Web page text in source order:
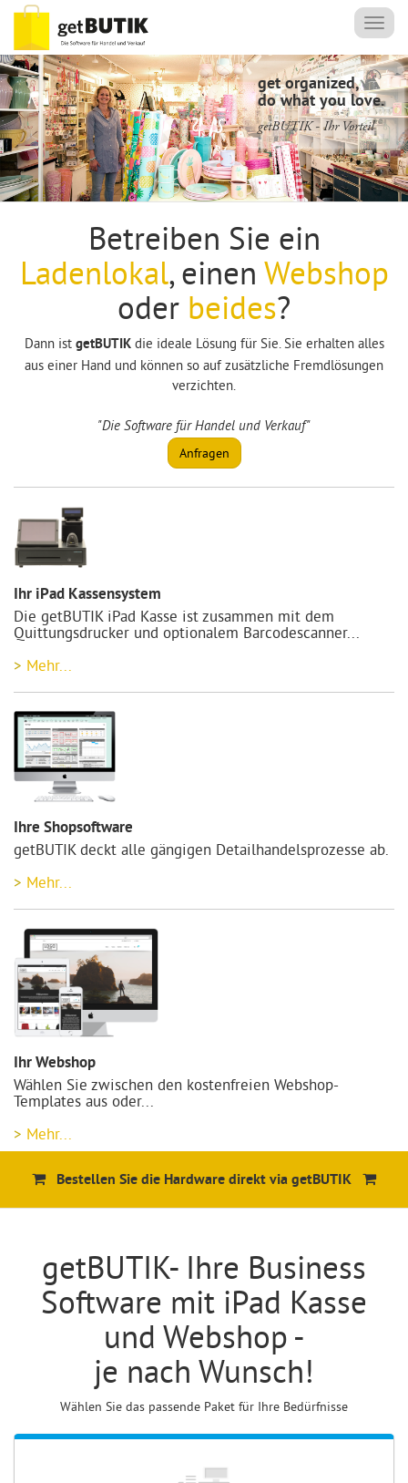
Skip
main
content
get organized,
do what you love.
getBUTIK - Ihr Vorteil
Betreiben Sie ein
Ladenlokal, einen Webshop
oder beides?
Dann ist getBUTIKdie ideale Lösung für Sie. Sie erhalten alles
aus einer Hand und können so auf zusätzliche Fremdlösungen
verzichten.
"Die Software für Handel und Verkauf"
Anfragen
Ihr iPad Kassensystem
Die getBUTIK iPad Kasse ist zusammen mit dem
Quittungsdrucker und optionalem Barcodescanner...
Mehr...
Ihre Shopsoftware
getBUTIK deckt alle gängigen Detailhandelsprozesse ab.
Mehr...
Ihr Webshop
Wählen Sie zwischen den kostenfreien Webshop-
Templates aus oder...
Mehr...
Bestellen Sie die Hardware direkt via getBUTIK
getBUTIK- Ihre Business
Software mit iPad Kasse
und Webshop -
je nach Wunsch!
Wählen Sie das passende Paket für Ihre Bedürfnisse